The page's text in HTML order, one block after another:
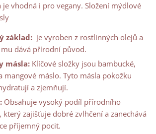
je vhodná i pro vegany. Složení mýdlové
základ: je vyroben z rostlinných olejů a
dává přírodní původ.
másla: Klíčové složky jsou bambucké,
mangové máslo. Tyto másla pokožku
a zjemňují.
Obsahuje vysoký podíl přírodního
který zajišťuje dobré zvlhčení a zanechává
příjemný pocit.